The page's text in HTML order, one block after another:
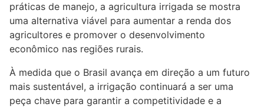
práticas de manejo, a agricultura irrigada se mostra
uma alternativa viável para aumentar a renda dos
agricultores e promover o desenvolvimento
econômico nas regiões rurais.
À medida que o Brasil avança em direção a um futuro
mais sustentável, a irrigação continuará a ser uma
peça chave para garantir a competitividade e a